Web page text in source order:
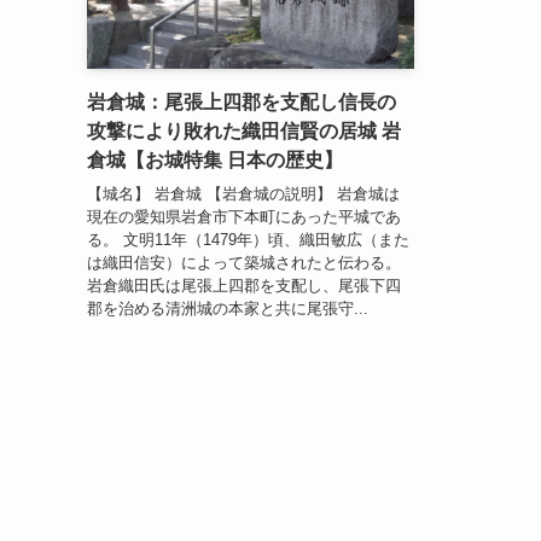
岩倉城：尾張上四郡を支配し信長の
攻撃により敗れた織田信賢の居城 岩
倉城【お城特集 日本の歴史】
【城名】 岩倉城 【岩倉城の説明】 岩倉城は
現在の愛知県岩倉市下本町にあった平城であ
る。 文明11年（1479年）頃、織田敏広（また
は織田信安）によって築城されたと伝わる。
岩倉織田氏は尾張上四郡を支配し、尾張下四
郡を治める清洲城の本家と共に尾張守...